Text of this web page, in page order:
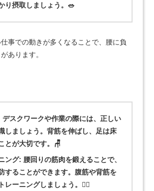
り摂取しましょう。🥗
事での動きが多くなることで、腰に負
あります。
デスクワークや作業の際には、正しい
しましょう。背筋を伸ばし、足は床
とが大切です。🪑
ング: 腰回りの筋肉を鍛えることで、
することができます。腹筋や背筋を
レーニングしましょう。🏋️‍♀️